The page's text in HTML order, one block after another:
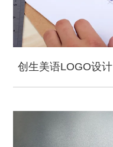
创生美语LOGO设计